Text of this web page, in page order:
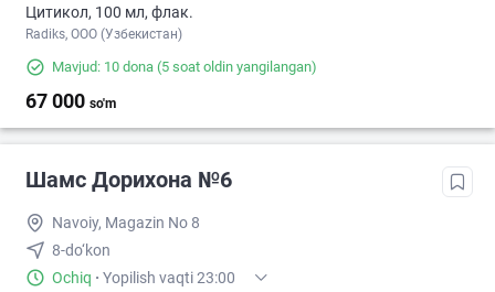
Цитикол, 100 мл, флак.
Radiks, ООО (Узбекистан)
Mavjud: 10 dona (5 soat oldin yangilangan)
67 000 so'm
Шамс Дорихона №6
Navoiy, Magazin No 8
8-do‘kon
Ochiq · Yopilish vaqti 23:00